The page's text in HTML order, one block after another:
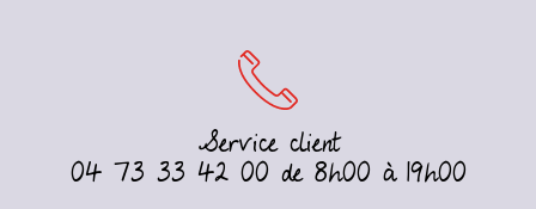
Service client
04 73 33 42 00 de 8h00 à 19h00